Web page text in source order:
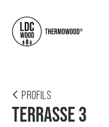
PROFILS
TERRASSE 3